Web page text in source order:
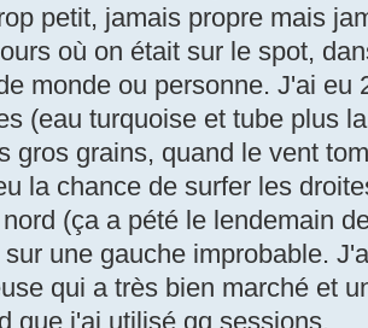
petit, jamais propre mais
où on était sur le spot,
monde ou personne. J'ai eu
(eau turquoise et tube plus
gros grains, quand le vent
la chance de surfer les
(ça a pété le lendemain
une gauche improbable.
qui a très bien marché et
que j'ai utilisé qq sessions.